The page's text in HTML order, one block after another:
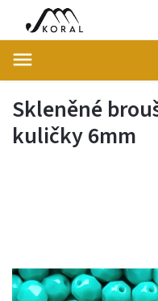
Skleněné
kuličky 6mm